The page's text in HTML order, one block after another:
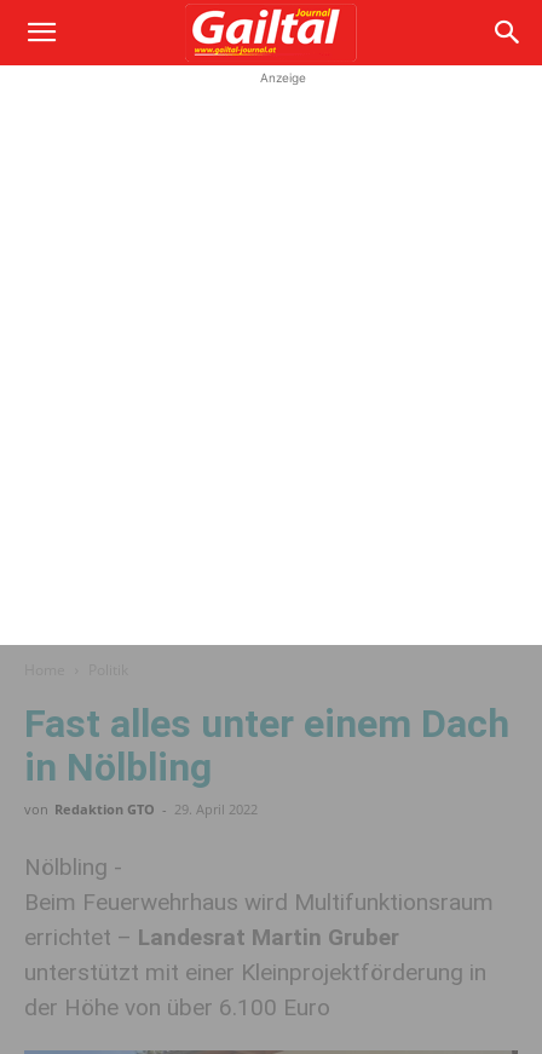
Anzeige
Fast alles unter einem Dach
in Nölbling
von Redaktion GTO - 29. April 2022
Nölbling -
Beim Feuerwehrhaus wird Multifunktionsraum
errichtet – Landesrat Martin Gruber
unterstützt mit einer Kleinprojektförderung in
der Höhe von über 6.100 Euro